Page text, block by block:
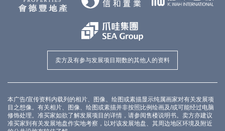
卖方及有参与发展项目期数的其他人的资料
本广告/宣传资料内载列的相片、图像、绘图或素描显示纯属画家对有关发展项
目之想像。有关相片、图像、绘图或素描并非按照比例绘画及/或可能经过电脑
修饰处理。准买家如欲了解发展项目的详情，请参阅售楼说明书。卖方亦建议
准买家到有关发展地盘作实地考察，以对该发展地盘、其周边地区环境及附近